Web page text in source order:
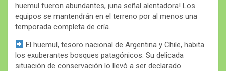
huemul fueron abundantes, ¡una señal alentadora! Los
equipos se mantendrán en el terreno por al menos una
temporada completa de cría.
El huemul, tesoro nacional de Argentina y Chile, habita
los exuberantes bosques patagónicos. Su delicada
situación de conservación lo llevó a ser declarado